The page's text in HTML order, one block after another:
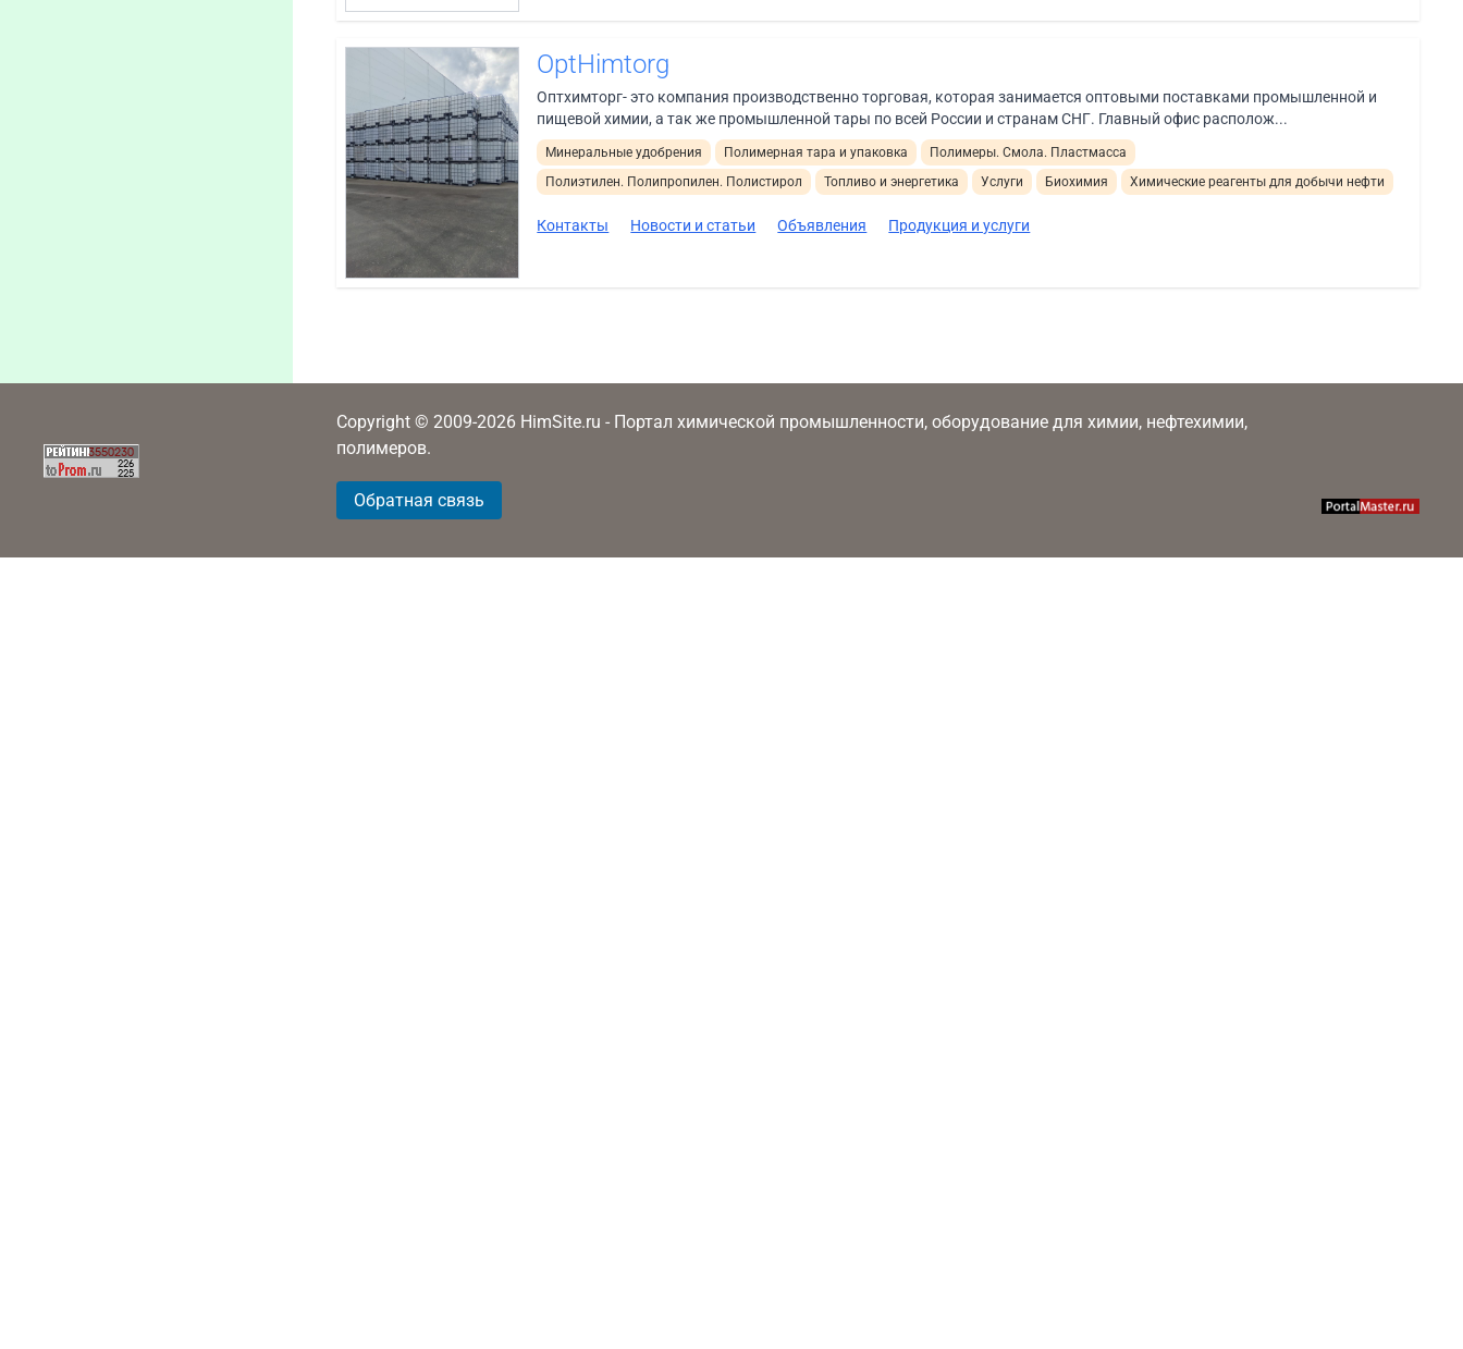
OptHimtorg
Оптхимторг- это компания производственно торговая, которая занимается оптовыми поставками промышленной и
пищевой химии, а так же промышленной тары по всей России и странам СНГ. Главный офис располож...
Минеральные удобрения Полимерная тара и упаковка
Полимеры. Смола. Пластмасса
Полиэтилен. Полипропилен. Полистирол
Топливо и энергетика Услуги Биохимия Химические реагенты для добычи нефти
Контакты Новости и статьи Объявления Продукция и услуги
Copyright © 2009-2026 HimSite.ru - Портал химической промышленности, оборудование для химии, нефтехимии,
полимеров.
Обратная связь